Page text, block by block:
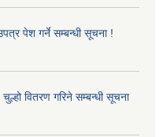
पेश गर्ने सम्बन्धी सूचना !
वितरण गरिने सम्बन्धी सूचना